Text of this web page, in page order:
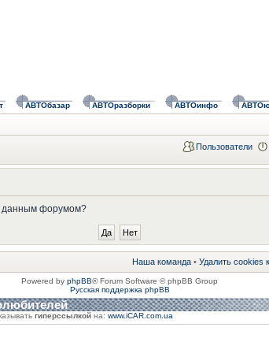
АВТОбазар АВТОразборки АВТОинфо
Пользователи
данным форумом?
Наша команда • Удалить cookies
Powered by phpBB® Forum Software © phpBB Group
Русская поддержка phpBB
гиперссылкой на: www.iCAR.com.ua